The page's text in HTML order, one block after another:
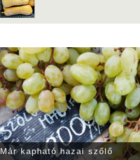
Már kapható hazai szőlő